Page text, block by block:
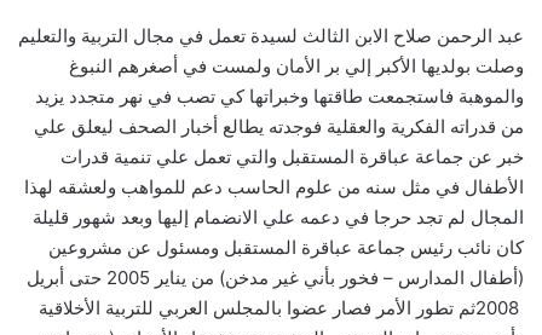
عبد الرحمن صلاح الابن الثالث لسيدة تعمل في مجال التربية والتعليم
‬والموهبة فاستجمعت طاقتها وخبراتها كي تصب في نهر متجدد يزيد
من قدراته الفكرية والعقلية فوجدته يطالع أخبار الصحف ليعلق علي
خبر عن جماعة عباقرة المستقبل‮ ‬والتي تعمل علي تنمية قدرات
الأطفال في مثل سنه من علوم الحاسب دعم للمواهب ولعشقه لهذا
المجال لم تجد حرجا في دعمه علي الانضمام إليها وبعد شهور قليلة
‬2008‮ ‬ثم تطور الأمر فصار عضوا بالمجلس العربي للتربية الأخلاقية